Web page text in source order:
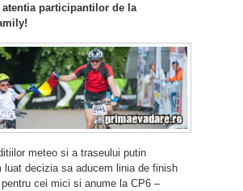
atentia participantilor de la
meteo si a traseului putin
luat decizia sa aducem linia de finish
cei mici si anume la CP6 –